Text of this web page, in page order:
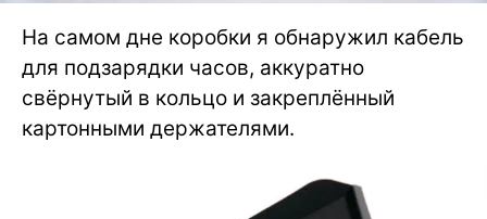
На самом дне коробки я обнаружил кабель
для подзарядки часов, аккуратно
свёрнутый в кольцо и закреплённый
картонными держателями.